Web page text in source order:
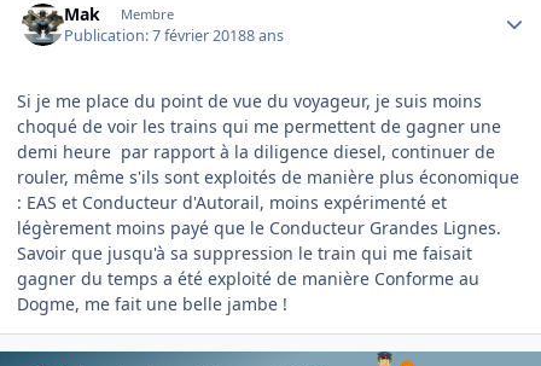
Mak Membre
Publication:7 février 20188 ans
Si je me place du point de vue du voyageur, je suis moins
choqué de voir les trains qui me permettent de gagner une
demi heure par rapport à la diligence diesel, continuer de
rouler, même s'ils sont exploités de manière plus économique
: EAS et Conducteur d'Autorail, moins expérimenté et
légèrement moins payé que le Conducteur Grandes Lignes.
Savoir que jusqu'à sa suppression le train qui me faisait
gagner du temps a été exploité de manière Conforme au
Dogme, me fait une belle jambe !